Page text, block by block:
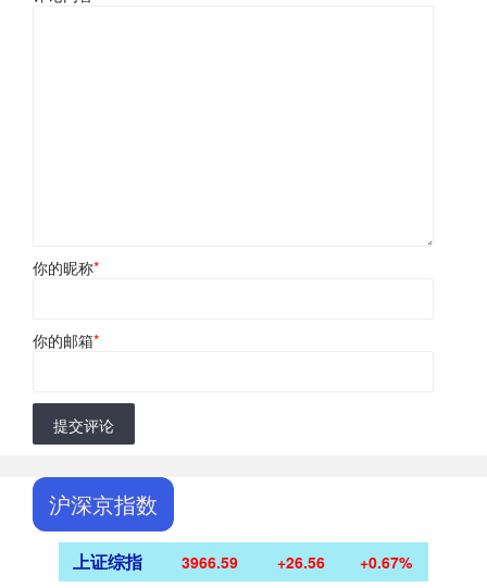
你的昵称*
你的邮箱*
提交评论
沪深京指数
上证综指 3966.59 +26.56 +0.67%